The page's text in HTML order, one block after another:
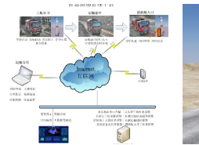
工业AI边缘计算